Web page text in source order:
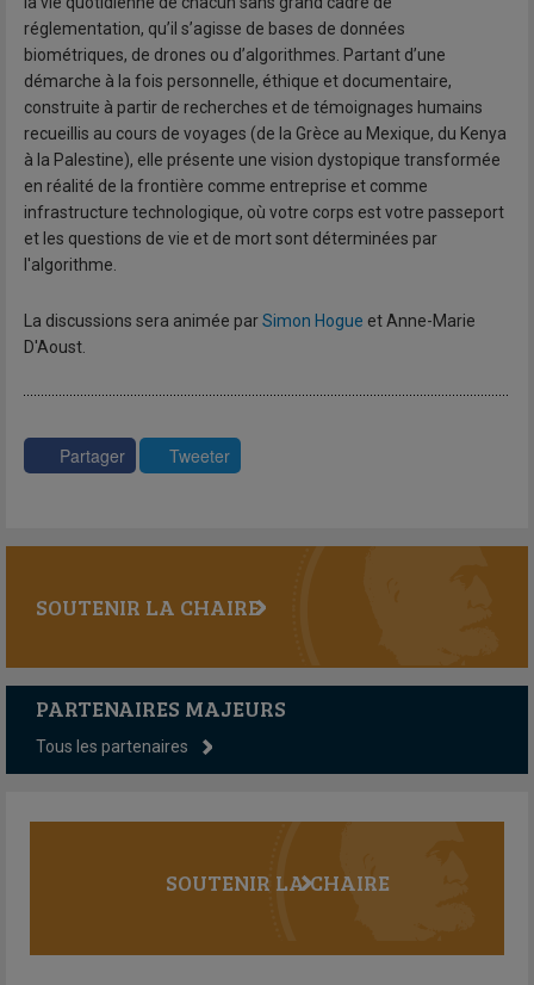
réglementation, qu’il s’agisse de bases de données
biométriques, de drones ou d’algorithmes. Partant d’une
démarche à la fois personnelle, éthique et documentaire,
construite à partir de recherches et de témoignages humains
recueillis au cours de voyages (de la Grèce au Mexique, du Kenya
à la Palestine), elle présente une vision dystopique transformée
en réalité de la frontière comme entreprise et comme
infrastructure technologique, où votre corps est votre passeport
et les questions de vie et de mort sont déterminées par
l'algorithme.
La discussions sera animée parSimon Hogue et Anne-Marie
D'Aoust.
Partager Tweeter
SOUTENIR LA CHAIRE
PARTENAIRES MAJEURS
Tous les partenaires
SOUTENIR LA CHAIRE